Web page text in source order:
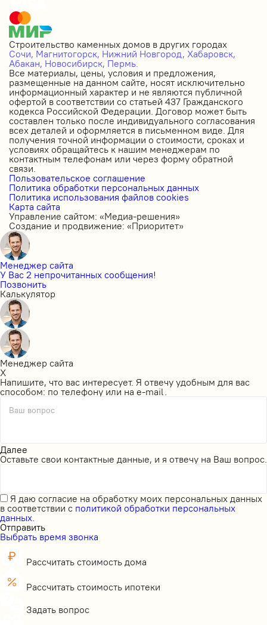
Строительство каменных домов в других городах
Сочи, Магнитогорск, Нижний Новгород, Хабаровск,
Абакан, Новосибирск, Пермь.
Все материалы, цены, условия и предложения,
размещенные на данном сайте, носят исключительно
информационный характер и не являются публичной
офертой в соответствии со статьей 437 Гражданского
кодекса Российской Федерации. Договор может быть
составлен только после индивидуального согласования
всех деталей и оформляется в письменном виде. Для
получения точной информации о стоимости, сроках и
условиях обращайтесь к нашим менеджерам по
контактным телефонам или через форму обратной
связи.
Пользовательское соглашение
Политика обработки персональных данных
Политика использования файлов cookies
Карта сайта
Управление сайтом: «Медиа-решения»
Создание и продвижение: «Приоритет»
Менеджер сайта
У Вас 2 непрочитанных сообщения!
Позвонить
Калькулятор
Менеджер сайта
X
Напишите, что вас интересует. Я отвечу удобным для вас
способом: по телефону или на e-mail.
Ваш вопрос
Далее
Оставьте свои контактные данные, и я отвечу на Ваш вопрос.
Я даю согласие на обработку моих персональных данных
в соответствии с политикой обработки персональных
данных.
Отправить
Выбрать время звонка
Рассчитать стоимость дома
Рассчитать стоимость ипотеки
Задать вопрос